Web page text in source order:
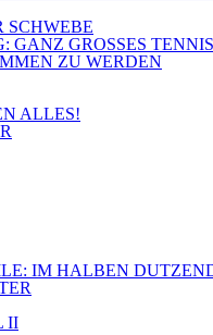
SCHWEBE
GANZ GROSSES TENNIS
ZU WERDEN
ALLES!
IM HALBEN
II